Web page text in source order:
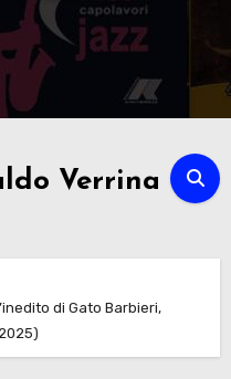
Verrina
di Gato Barbieri,